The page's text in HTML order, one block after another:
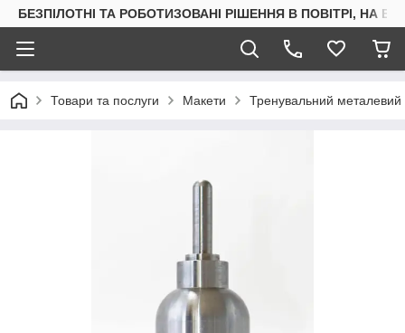
БЕЗПІЛОТНІ ТА РОБОТИЗОВАНІ РІШЕННЯ В ПОВІТРІ, НА
Товари та послуги Макети Тренувальний